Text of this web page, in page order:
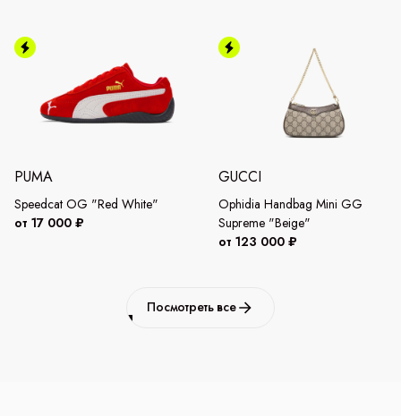
PUMA
Speedcat OG "Red White"
от 17 000 ₽
GUCCI
Ophidia Handbag Mini GG
Supreme "Beige"
от 123 000 ₽
Посмотреть все